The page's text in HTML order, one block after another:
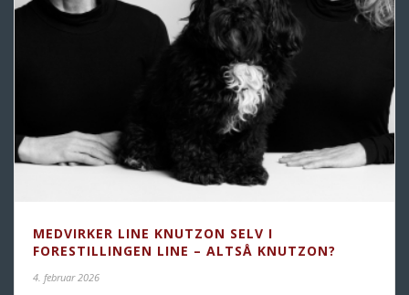
MEDVIRKER LINE KNUTZON SELV I
FORESTILLINGEN LINE – ALTSÅ KNUTZON?
4. februar 2026